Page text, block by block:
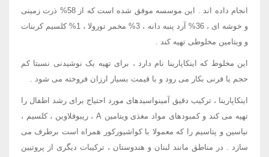
انجام داده اند . این موسسه موفق شده است که از 58% ذرت زمینی
و خوشه ای ، 36% آرد پنبه دانه ، 3% مخمر تورولا ، 1% کلسیم کربنات
و ویتامین مخلوطی تهیه کند .
این مخلوط که اینکاپارینا نام دارد ، برای تهیه یک نوشیدنی نسبتا کم
حجم یا فرنی بکار می رود و با قیمت بسیار ارزان فروخته می شود .
اینکاپارینا ، ترکیب دقیق آمینواسیدهای مورد احتیاج برای رشد اطفال را
تهیه می کند و کمبودهای مواد مغذی ویتامین A ، ریبوفلاوین ، کلسیم ،
نیاسین و پتاسیم را که معمولا با کواشیورکور همراه است برطرف می
سازد . در مناطق مانند لبنان و هندوستان ، ترکیبات دیگری از پروتیین